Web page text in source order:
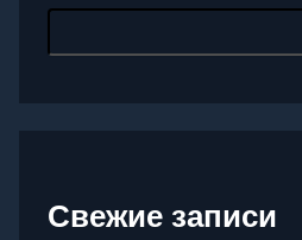
Свежие записи